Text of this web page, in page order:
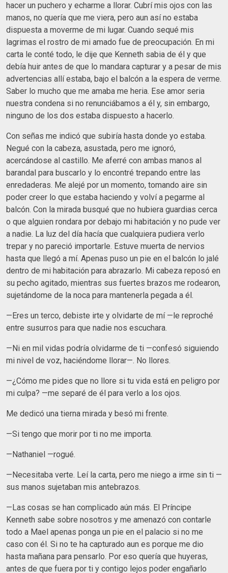
hacer un puchero y echarme a llorar. Cubrí mis ojos con las
manos, no quería que me viera, pero aun así no estaba
dispuesta a moverme de mi lugar. Cuando sequé mis
lagrimas el rostro de mi amado fue de preocupación. En mi
carta le conté todo, le dije que Kenneth sabia de él y que
debía huir antes de que lo mandara capturar y a pesar de mis
advertencias allí estaba, bajo el balcón a la espera de verme.
Saber lo mucho que me amaba me heria. Ese amor seria
nuestra condena si no renunciábamos a él y, sin embargo,
ninguno de los dos estaba dispuesto a hacerlo.
Con señas me indicó que subiría hasta donde yo estaba.
Negué con la cabeza, asustada, pero me ignoró,
acercándose al castillo. Me aferré con ambas manos al
barandal para buscarlo y lo encontré trepando entre las
enredaderas. Me alejé por un momento, tomando aire sin
poder creer lo que estaba haciendo y volví a pegarme al
balcón. Con la mirada busqué que no hubiera guardias cerca
o que alguien rondara por debajo mi habitación y no pude ver
a nadie. La luz del día hacía que cualquiera pudiera verlo
trepar y no pareció importarle. Estuve muerta de nervios
hasta que llegó a mí. Apenas puso un pie en el balcón lo jalé
dentro de mi habitación para abrazarlo. Mi cabeza reposó en
su pecho agitado, mientras sus fuertes brazos me rodearon,
sujetándome de la noca para mantenerla pegada a él.
—Eres un terco, debiste irte y olvidarte de mí —le reproché
entre susurros para que nadie nos escuchara.
—Ni en mil vidas podría olvidarme de ti —confesó siguiendo
mi nivel de voz, haciéndome llorar—. No llores.
—¿Cómo me pides que no llore si tu vida está en peligro por
mi culpa? —me separé de él para verlo a los ojos.
Me dedicó una tierna mirada y besó mi frente.
—Si tengo que morir por ti no me importa.
—Nathaniel —rogué.
—Necesitaba verte. Leí la carta, pero me niego a irme sin ti —
sus manos sujetaban mis antebrazos.
—Las cosas se han complicado aún más. El Príncipe
Kenneth sabe sobre nosotros y me amenazó con contarle
todo a Mael apenas ponga un pie en el palacio si no me
caso con él. Si no te ha capturado aun es porque me dio
hasta mañana para pensarlo. Por eso quería que huyeras,
antes de que fuera por ti y contigo lejos poder engañarlo